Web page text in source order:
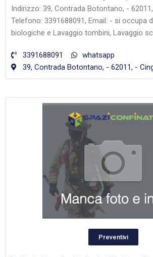
Indirizzo: 39, Contrada Botontano, -
Telefono: 3391688091, Email: - si occupa
biologiche e Lavaggio tombini, Lavaggio
3391688091
whatsapp
39, Contrada Botontano, - 62011, -
Preventivi